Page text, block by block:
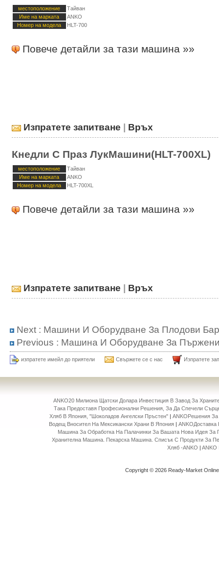
местоположение
Тайван
Име на марката
ANKO
Номер на модела
HLT-700
Повече детайли за тази машина »»
Изпратете запитване | Връх
Кнедли С Праз ЛукМашини(HLT-700XL)
местоположение
Тайван
Име на марката
ANKO
Номер на модела
HLT-700XL
Повече детайли за тази машина »»
Изпратете запитване | Връх
Next : Машини И Оборудване За Плодови
Previous : Машина И Оборудване За
изпратете имейл до приятели Свържете се с нас Изпратете
ANKO20 Милиона Щатски Долара Инвестиция В Завод За
Така Предоставя Професионални Решения, За Да Спечели
Хляб В Япония, "Шоколадов Ангелски Пръстен" |ANKOРешения
Водещ Вносител На Мексикански Храни В Япония |
Машина За Обработка На Палачинки За Вашата Нова Идея За
Хранителна Машина. Пекарска Машина. Списък С Продукти За
Хляб -ANKO |ANKO
Copyright © 2026 Ready-Market